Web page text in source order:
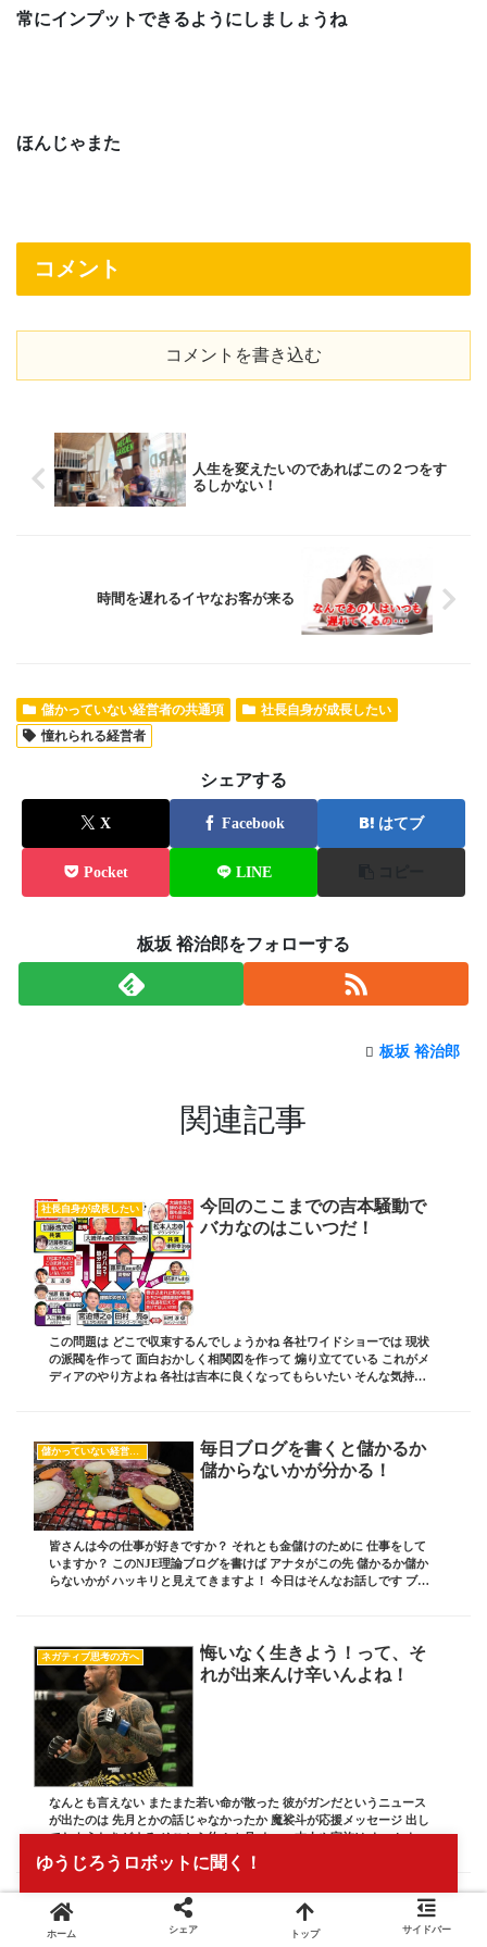
常にインプットできるようにしましょうね
ほんじゃまた
コメント
コメントを書き込む
人生を変えたいのであればこの２つをす
るしかない！
時間を遅れるイヤなお客が来る
儲かっていない経営者の共通項
社長自身が成長したい
憧れられる経営者
シェアする
X Facebook はてブ
Pocket LINE
板坂 裕治郎をフォローする
板坂 裕治郎
関連記事
社長自身が成長したい
今回のここまでの吉本騒動で
バカなのはこいつだ！
この問題は どこで収束するんでしょうかね 各社ワイドショーでは 現状
の派閥を作って 面白おかしく相関図を作って 煽り立てている これがメ
ディアのやり方よね 各社は吉本に良くなってもらいたい そんな気持ち
儲かっていない経営者の共通項
毎日ブログを書くと儲かるか
儲からないかが分かる！
皆さんは今の仕事が好きですか？ それとも金儲けのために 仕事をして
いますか？ このNJE理論ブログを書けば アナタがこの先 儲かるか儲か
らないかが ハッキリと見えてきますよ！ 今日はそんなお話しです ブロ
ネガティブ思考の方へ
悔いなく生きよう！って、そ
れが出来んけ辛いんよね！
なんとも言えない またまた若い命が散った 彼がガンだというニュース
が出たのは 先月とかの話じゃなかったか 魔裟斗が応援メッセージ 出し
てたようなきがする そこから約１カ月 まぁ、本人や家族は もっともっ
と前から知っていたんだろうけど それで...
旦那が職人、奥さんは経理や
広報をやっている会社はこの
ホーム シェア トップ サイドバー
ゆうじろうロボットに聞く！